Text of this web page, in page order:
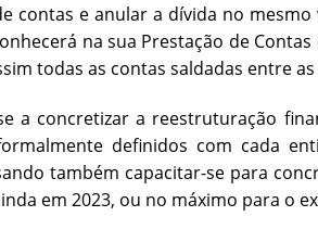
contas e anular a dívida no mesmo
na sua Prestação de
todas as contas saldadas entre
a concretizar a reestruturação
definidos com cada
também capacitar-se para
em 2023, ou no máximo para o